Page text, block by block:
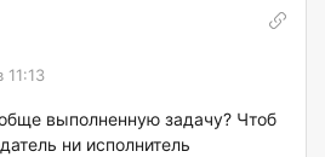
11:13
выполненную задачу? Чтоб
ни исполнитель